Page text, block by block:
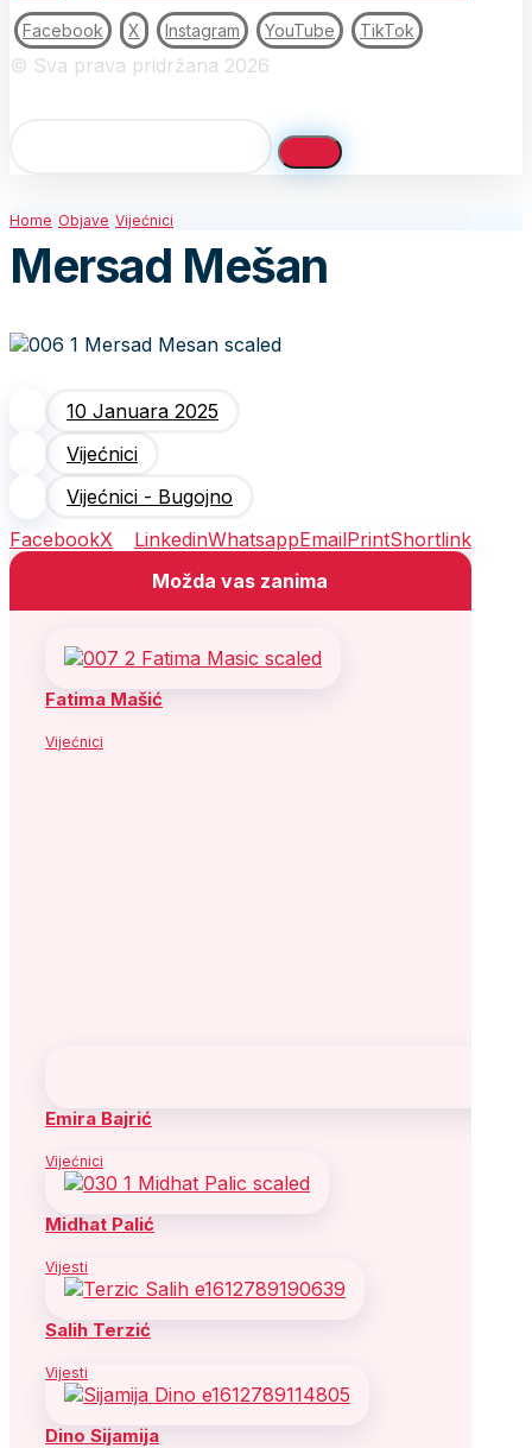
Facebook X Instagram YouTube TikTok
© Sva prava pridržana 2026
Home Objave Vijećnici
Mersad Mešan
10 Januara 2025
Vijećnici
Vijećnici - Bugojno
FacebookX LinkedinWhatsappEmailPrintShortlink
Možda vas zanima
Fatima Mašić
Vijećnici
Emira Bajrić
Vijećnici
Midhat Palić
Vijesti
Salih Terzić
Vijesti
Dino Sijamija